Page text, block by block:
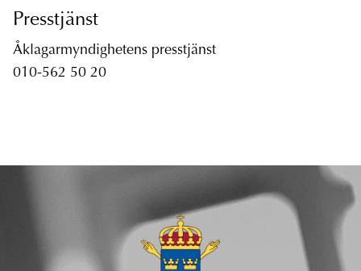
Presstjänst
Åklagarmyndighetens presstjänst
010-562 50 20